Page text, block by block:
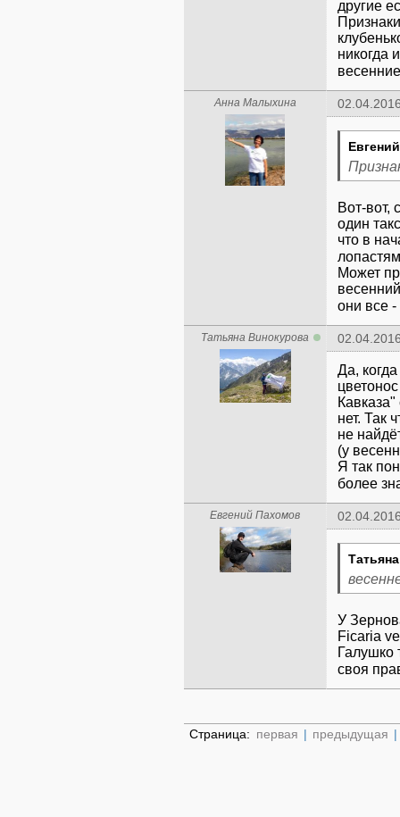
другие
никогда
Анна Малыхина
Вот-вот,
один
что в
Может
они все
Татьяна Винокурова
Да,
нет. Так
не
(у
Я так
более
Евгений Пахомов
У
Ficaria
Галушко
своя
Страница: первая | предыдущая |